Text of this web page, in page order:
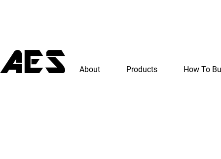
About Products How To